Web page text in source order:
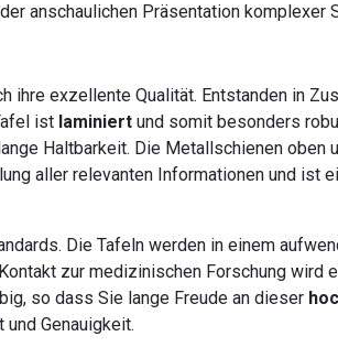
anschaulichen Präsentation komplexer
ihre exzellente Qualität. Entstanden in
ist laminiert und somit besonders
Haltbarkeit. Die Metallschienen
aller relevanten Informationen und ist
Die Tafeln werden in einem
zur medizinischen Forschung
so dass Sie lange Freude an dieser
Genauigkeit.